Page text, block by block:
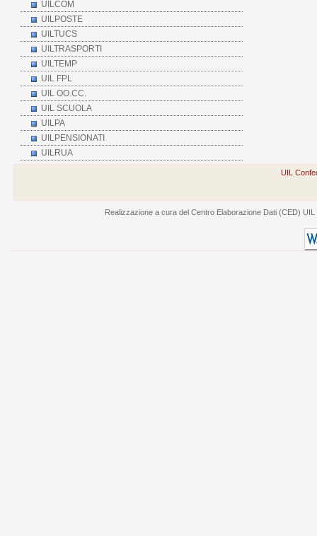
UILCOM
UILPOSTE
UILTUCS
UILTRASPORTI
UILTEMP
UIL FPL
UIL OO.CC.
UIL SCUOLA
UILPA
UILPENSIONATI
UILRUA
UIL
Realizzazione a cura del Centro Elaborazione Dati (CED)